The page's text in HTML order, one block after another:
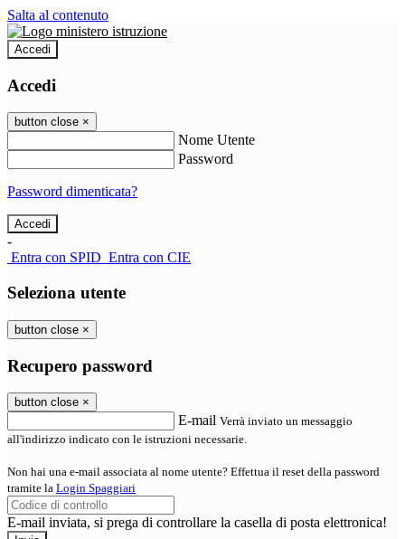
Salta al contenuto
Accedi
Accedi
button close ×
Nome Utente
Password
Password dimenticata?
-
Entra con SPID Entra con CIE
Seleziona utente
button close ×
Recupero password
button close ×
E-mail Verrà inviato un messaggio
all'indirizzo indicato con le istruzioni necessarie.
Non hai una e-mail associata al nome utente? Effettua il reset della password
tramite la Login Spaggiari
E-mail inviata, si prega di controllare la casella di posta elettronica!